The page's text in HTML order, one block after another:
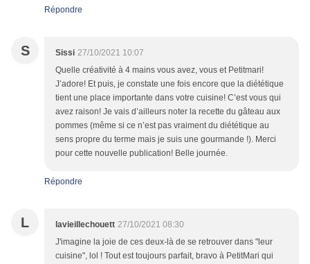
Répondre
S Sissi 27/10/2021 10:07
Quelle créativité à 4 mains vous avez, vous et Petitmari!
J’adore! Et puis, je constate une fois encore que la diététique
tient une place importante dans votre cuisine! C’est vous qui
avez raison! Je vais d’ailleurs noter la recette du gâteau aux
pommes (même si ce n’est pas vraiment du diététique au
sens propre du terme mais je suis une gourmande !). Merci
pour cette nouvelle publication! Belle journée.
Répondre
L lavieillechouett 27/10/2021 08:30
J'imagine la joie de ces deux-là de se retrouver dans "leur
cuisine", lol ! Tout est toujours parfait, bravo à PetitMari qui